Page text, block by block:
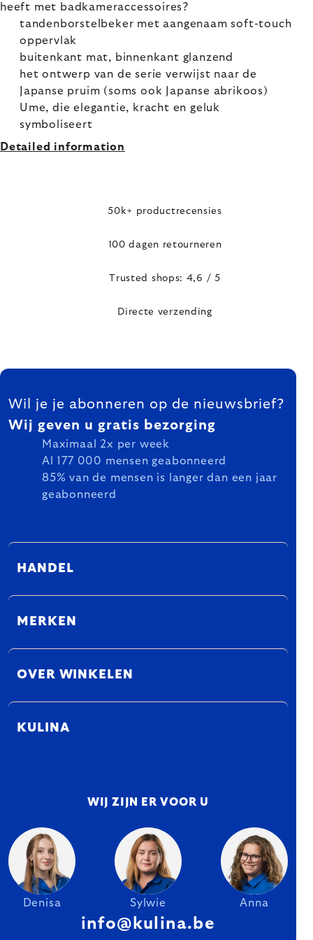
heeft met badkameraccessoires?
tandenborstelbeker met aangenaam soft-touch
oppervlak
buitenkant mat, binnenkant glanzend
het ontwerp van de serie verwijst naar de
Japanse pruim (soms ook Japanse abrikoos)
Ume, die elegantie, kracht en geluk
symboliseert
Detailed information
50k+ productrecensies
100 dagen retourneren
Trusted shops: 4,6 / 5
Directe verzending
FOOTER
Wil je je abonneren op de nieuwsbrief?
Wij geven u gratis bezorging
Maximaal 2x per week
Al 177 000 mensen geabonneerd
85% van de mensen is langer dan een jaar
geabonneerd
HANDEL
MERKEN
OVER WINKELEN
KULINA
WIJ ZIJN ER VOOR U
Denisa Sylwie Anna
info@kulina.be